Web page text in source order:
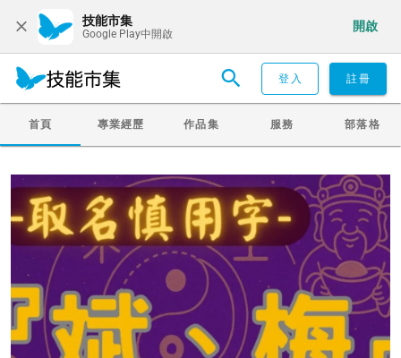
技能市集
Google Play中開啟
開啟
登入 註冊
首頁 專業經歷 作品集 服務 部落格